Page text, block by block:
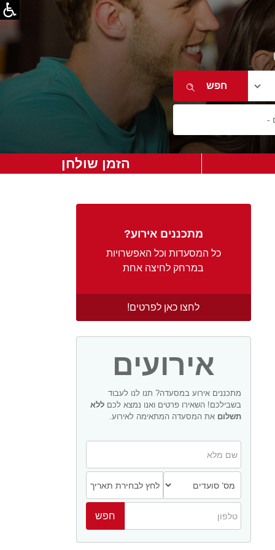
הזמן שולחן
מתכננים אירוע?
כל המסעדות וכל האפשרויות
במרחק לחיצה אחת
לחצו כאן לפרטים!
אירועים
מתכננים אירוע במסעדה? תנו לנו לעבוד
בשבילכם! השאירו פרטים ואנו נמצא לכם ללא
תשלום את המסעדה המתאימה לאירוע.